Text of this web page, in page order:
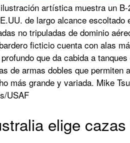
artística muestra un
de largo alcance escoltado
no tripuladas de dominio
ficticio cuenta con alas
que da cabida a
de armas dobles que permiten
más grande y variada. Mike
USAF
elige